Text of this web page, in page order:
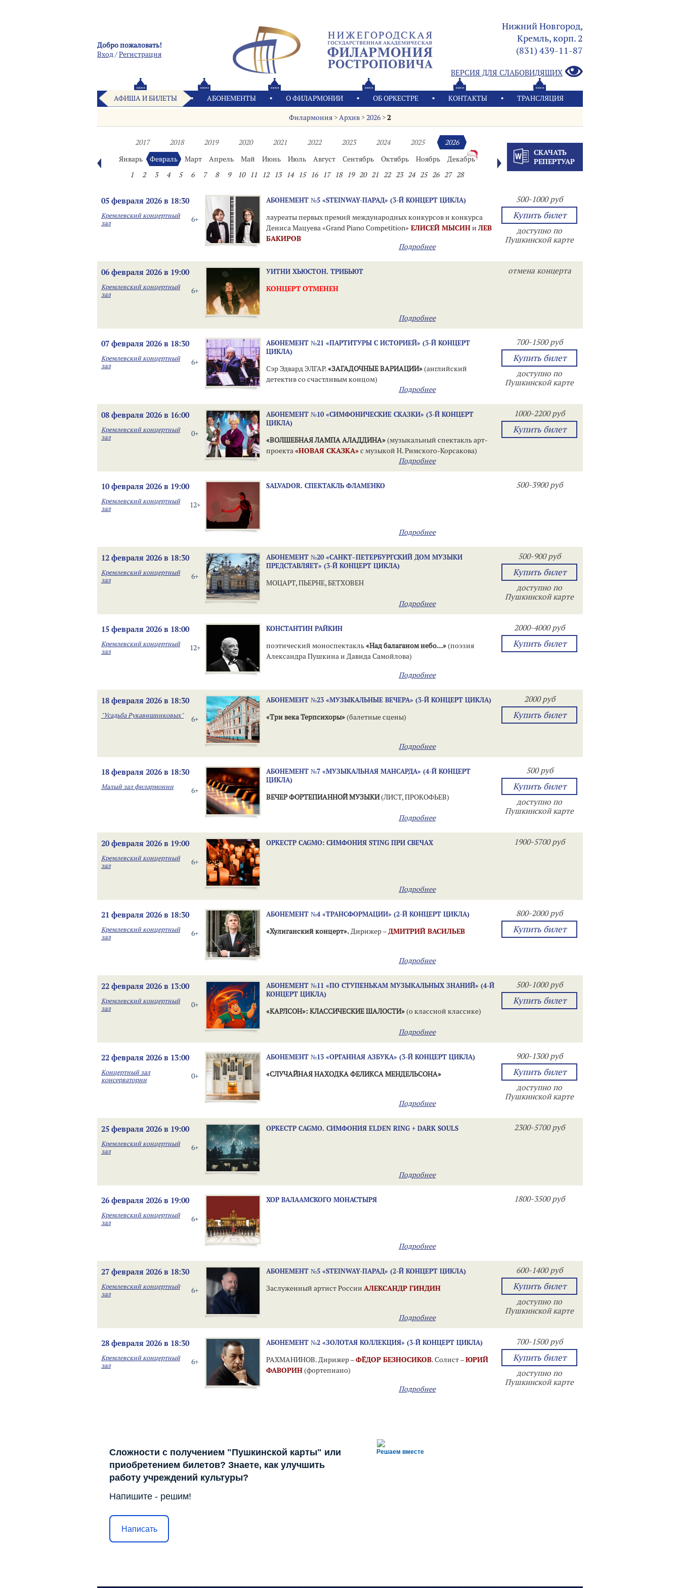
Добро пожаловать!
Вход/Pегистрация
Нижний Новгород,
Кремль, корп. 2
(831) 439-11-87
ВЕРСИЯ ДЛЯ СЛАБОВИДЯЩИХ
АФИША И БИЛЕТЫ АБОНЕМЕНТЫ О ФИЛАРМОНИИ OБ ОРКЕСТРЕ КОНТАКТЫ ТРАНСЛЯЦИЯ
Филармония >Архив >2026 >2
2017 2018 2019 2020 2021 2022 2023 2024 2025
2026
Январь
Февраль Март Апрель Май Июнь Июль Август Сентябрь Октябрь Ноябрь
Декабрь
1
2 3 4 5 6 7 8 9 10 11 12 13 14 15 16 17 18 19 20 21 22 23 24 25 26 27 28
СКАЧАТЬ
РЕПЕРТУАР
05 февраля 2026 в 18:30
6+
Кремлевский концертный
зал
АБОНЕМЕНТ №5 «STEINWAY-ПАРАД» (3-Й КОНЦЕРТ ЦИКЛА)
лауреаты первых премий международных конкурсов и конкурса
Дениса Мацуева «Grand Piano Competition» ЕЛИСЕЙ МЫСИНи ЛЕВ
БАКИРОВ
Подробнее
500-1000 руб
Купить билет
доступно по
Пушкинской карте
06 февраля 2026 в 19:00
6+
Кремлевский концертный
зал
УИТНИ ХЬЮСТОН. ТРИБЬЮТ
КОНЦЕРТ ОТМЕНЕН
Подробнее
отмена концерта
07 февраля 2026 в 18:30
6+
Кремлевский концертный
зал
АБОНЕМЕНТ №21 «ПАРТИТУРЫ С ИСТОРИЕЙ» (3-Й КОНЦЕРТ
ЦИКЛА)
Сэр Эдвард ЭЛГАР.«ЗАГАДОЧНЫЕ ВАРИАЦИИ»(английский
детектив со счастливым концом)
Подробнее
700-1500 руб
Купить билет
доступно по
Пушкинской карте
08 февраля 2026 в 16:00
0+
Кремлевский концертный
зал
АБОНЕМЕНТ №10 «СИМФОНИЧЕСКИЕ СКАЗКИ» (3-Й КОНЦЕРТ
ЦИКЛА)
«ВОЛШЕБНАЯ ЛАМПА АЛАДДИНА»(музыкальный спектакль арт-
проекта«НОВАЯ СКАЗКА»с музыкой Н. Римского-Корсакова)
Подробнее
1000-2200 руб
Купить билет
10 февраля 2026 в 19:00
12+
Кремлевский концертный
зал
SALVADOR. СПЕКТАКЛЬ ФЛАМЕНКО
Подробнее
500-3900 руб
12 февраля 2026 в 18:30
6+
Кремлевский концертный
зал
АБОНЕМЕНТ №20 «САНКТ–ПЕТЕРБУРГСКИЙ ДОМ МУЗЫКИ
ПРЕДСТАВЛЯЕТ» (3-Й КОНЦЕРТ ЦИКЛА)
МОЦАРТ, ПЬЕРНЕ, БЕТХОВЕН
Подробнее
500-900 руб
Купить билет
доступно по
Пушкинской карте
15 февраля 2026 в 18:00
12+
Кремлевский концертный
зал
КОНСТАНТИН РАЙКИН
поэтический моноспектакль«Над балаганом небо…»(поэзия
Александра Пушкина и Давида Самойлова)
Подробнее
2000-4000 руб
Купить билет
18 февраля 2026 в 18:30
6+
"Усадьба Рукавишниковых"
АБОНЕМЕНТ №23 «МУЗЫКАЛЬНЫЕ ВЕЧЕРА» (3-Й КОНЦЕРТ ЦИКЛА)
«Три века Терпсихоры»(балетные сцены)
Подробнее
2000 руб
Купить билет
18 февраля 2026 в 18:30
6+
Малый зал филармонии
АБОНЕМЕНТ №7 «МУЗЫКАЛЬНАЯ МАНСАРДА» (4-Й КОНЦЕРТ
ЦИКЛА)
ВЕЧЕР ФОРТЕПИАННОЙ МУЗЫКИ(ЛИСТ, ПРОКОФЬЕВ)
Подробнее
500 руб
Купить билет
доступно по
Пушкинской карте
20 февраля 2026 в 19:00
6+
Кремлевский концертный
зал
ОРКЕСТР CAGMO: СИМФОНИЯ STING ПРИ СВЕЧАХ
Подробнее
1900-5700 руб
21 февраля 2026 в 18:30
6+
Кремлевский концертный
зал
АБОНЕМЕНТ №4 «ТРАНСФОРМАЦИИ» (2-Й КОНЦЕРТ ЦИКЛА)
«Хулиганский концерт».Дирижер –ДМИТРИЙ ВАСИЛЬЕВ
Подробнее
800-2000 руб
Купить билет
22 февраля 2026 в 13:00
0+
Кремлевский концертный
зал
АБОНЕМЕНТ №11 «ПО СТУПЕНЬКАМ МУЗЫКАЛЬНЫХ ЗНАНИЙ» (4-Й
КОНЦЕРТ ЦИКЛА)
«КАРЛСОН»: КЛАССИЧЕСКИЕ ШАЛОСТИ»(о классной классике)
Подробнее
500-1000 руб
Купить билет
22 февраля 2026 в 13:00
0+
Концертный зал
консерватории
АБОНЕМЕНТ №13 «ОРГАННАЯ АЗБУКА» (3-Й КОНЦЕРТ ЦИКЛА)
«СЛУЧАЙНАЯ НАХОДКА ФЕЛИКСА МЕНДЕЛЬСОНА»
Подробнее
900-1300 руб
Купить билет
доступно по
Пушкинской карте
25 февраля 2026 в 19:00
6+
Кремлевский концертный
зал
ОРКЕСТР CAGMO. СИМФОНИЯ ELDEN RING + DARK SOULS
Подробнее
2300-5700 руб
26 февраля 2026 в 19:00
6+
Кремлевский концертный
зал
ХОР ВАЛААМСКОГО МОНАСТЫРЯ
Подробнее
1800-3500 руб
27 февраля 2026 в 18:30
6+
Кремлевский концертный
зал
АБОНЕМЕНТ №5 «STEINWAY-ПАРАД» (2-Й КОНЦЕРТ ЦИКЛА)
Заслуженный артист России АЛЕКСАНДР ГИНДИН
Подробнее
600-1400 руб
Купить билет
доступно по
Пушкинской карте
28 февраля 2026 в 18:30
6+
Кремлевский концертный
зал
АБОНЕМЕНТ №2 «ЗОЛОТАЯ КОЛЛЕКЦИЯ» (3-Й КОНЦЕРТ ЦИКЛА)
РАХМАНИНОВ. Дирижер –ФЁДОР БЕЗНОСИКОВ. Солист –ЮРИЙ
ФАВОРИН(фортепиано)
Подробнее
700-1500 руб
Купить билет
доступно по
Пушкинской карте
Решаем вместе
Сложности с получением "Пушкинской карты" или
приобретением билетов? Знаете, как улучшить
работу учреждений культуры?
Напишите - решим!
Написать